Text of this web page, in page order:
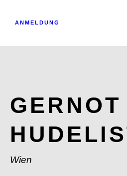
ANMELDUNG
GERNOT
Wien